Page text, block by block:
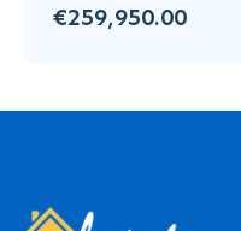
€259,950.00